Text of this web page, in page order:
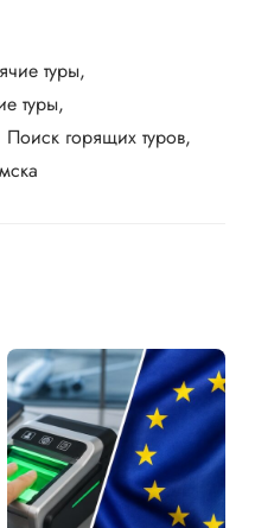
туры
туры
Поиск горящих туров